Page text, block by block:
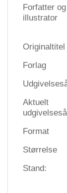
Forfatter og
illustrator
Originaltitel
Forlag
Aktuelt
Format
Størrelse
Stand: